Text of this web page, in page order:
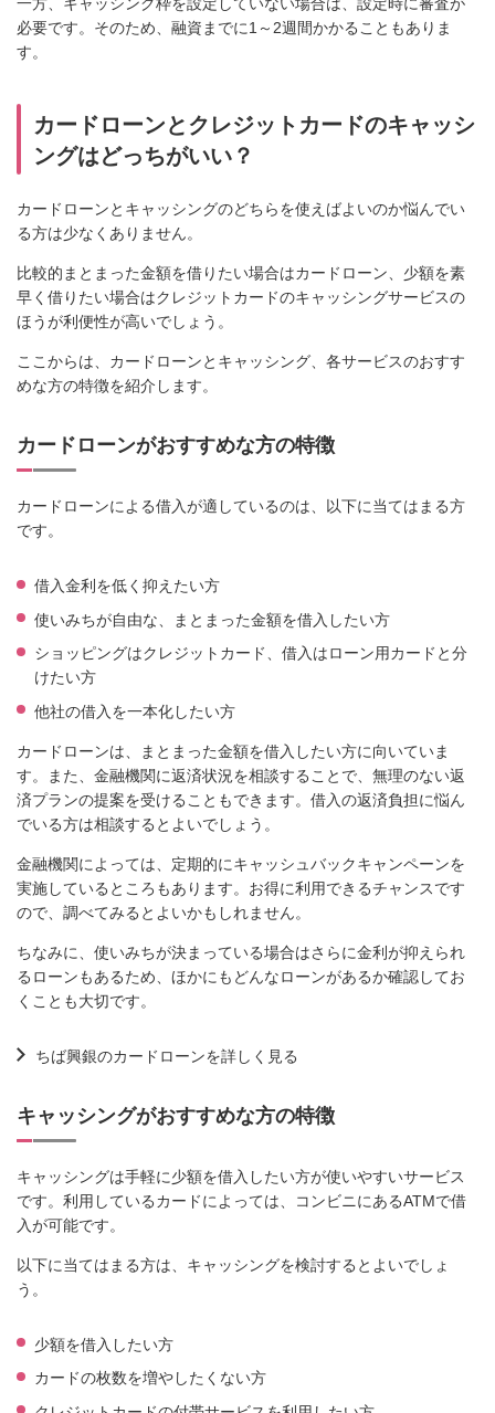
一方、キャッシング枠を設定していない場合は、設定時に審査が
必要です。そのため、融資までに1～2週間かかることもありま
す。
カードローンとクレジットカードのキャッシ
ングはどっちがいい？
カードローンとキャッシングのどちらを使えばよいのか悩んでい
る方は少なくありません。
比較的まとまった金額を借りたい場合はカードローン、少額を素
早く借りたい場合はクレジットカードのキャッシングサービスの
ほうが利便性が高いでしょう。
ここからは、カードローンとキャッシング、各サービスのおすす
めな方の特徴を紹介します。
カードローンがおすすめな方の特徴
カードローンによる借入が適しているのは、以下に当てはまる方
です。
借入金利を低く抑えたい方
使いみちが自由な、まとまった金額を借入したい方
ショッピングはクレジットカード、借入はローン用カードと分
けたい方
他社の借入を一本化したい方
カードローンは、まとまった金額を借入したい方に向いていま
す。また、金融機関に返済状況を相談することで、無理のない返
済プランの提案を受けることもできます。借入の返済負担に悩ん
でいる方は相談するとよいでしょう。
金融機関によっては、定期的にキャッシュバックキャンペーンを
実施しているところもあります。お得に利用できるチャンスです
ので、調べてみるとよいかもしれません。
ちなみに、使いみちが決まっている場合はさらに金利が抑えられ
るローンもあるため、ほかにもどんなローンがあるか確認してお
くことも大切です。
ちば興銀のカードローンを詳しく見る
キャッシングがおすすめな方の特徴
キャッシングは手軽に少額を借入したい方が使いやすいサービス
です。利用しているカードによっては、コンビニにあるATMで借
入が可能です。
以下に当てはまる方は、キャッシングを検討するとよいでしょ
う。
少額を借入したい方
カードの枚数を増やしたくない方